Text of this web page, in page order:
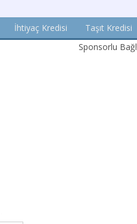
İhtiyaç Kredisi Taşıt Kredisi
Sponsorlu